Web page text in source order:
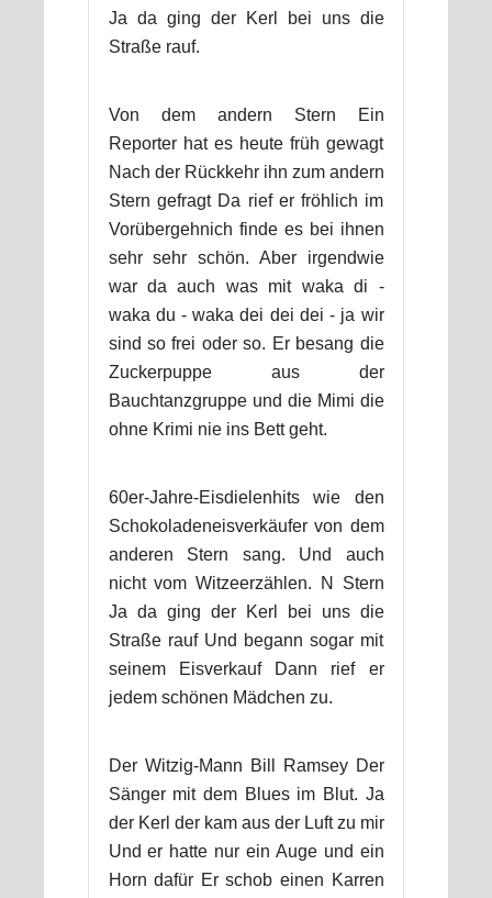
Ja da ging der Kerl bei uns die
Straße rauf.
Von dem andern Stern Ein
Reporter hat es heute früh gewagt
Nach der Rückkehr ihn zum andern
Stern gefragt Da rief er fröhlich im
Vorübergehnich finde es bei ihnen
sehr sehr schön. Aber irgendwie
war da auch was mit waka di -
waka du - waka dei dei dei - ja wir
sind so frei oder so. Er besang die
Zuckerpuppe aus der
Bauchtanzgruppe und die Mimi die
ohne Krimi nie ins Bett geht.
60er-Jahre-Eisdielenhits wie den
Schokoladeneisverkäufer von dem
anderen Stern sang. Und auch
nicht vom Witzeerzählen. N Stern
Ja da ging der Kerl bei uns die
Straße rauf Und begann sogar mit
seinem Eisverkauf Dann rief er
jedem schönen Mädchen zu.
Der Witzig-Mann Bill Ramsey Der
Sänger mit dem Blues im Blut. Ja
der Kerl der kam aus der Luft zu mir
Und er hatte nur ein Auge und ein
Horn dafür Er schob einen Karren